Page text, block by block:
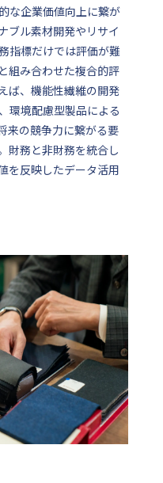
な企業価値向上に繋が
ブル素材開発やリサイ
指標だけでは評価が難
組み合わせた複合的評
ば、機能性繊維の開発
環境配慮型製品による
来の競争力に繋がる要
財務と非財務を統合し
を反映したデータ活用